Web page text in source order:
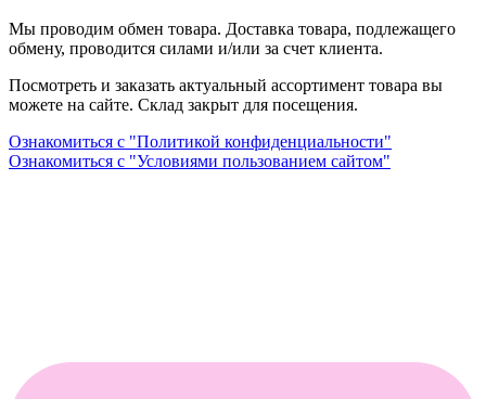
Мы проводим обмен товара. Доставка товара, подлежащего
обмену, проводится силами и/или за счет клиента.
Посмотреть и заказать актуальный ассортимент товара вы
можете на сайте. Склад закрыт для посещения.
Ознакомиться с "Политикой конфиденциальности"
Ознакомиться с "Условиями пользованием сайтом"